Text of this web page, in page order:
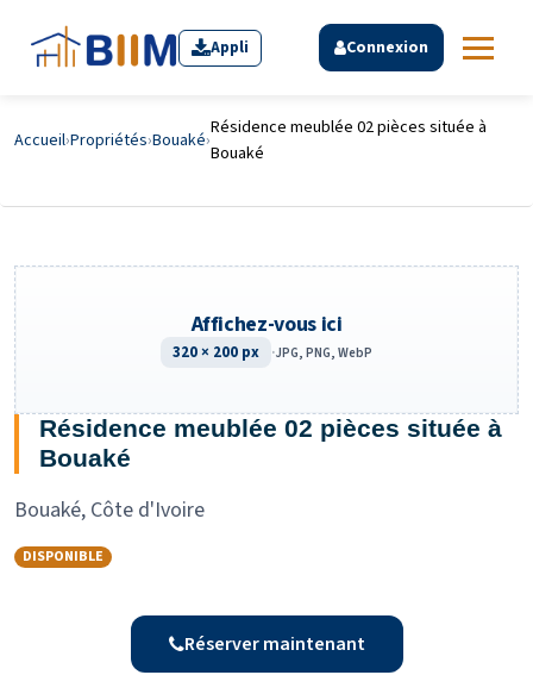
Appli Connexion
Accueil›Propriétés›Bouaké›
Résidence meublée 02 pièces située à
Bouaké
Résidence meublée 02 pièces située à
Bouaké
Bouaké, Côte d'Ivoire
DISPONIBLE
Réserver maintenant
Affichez-vous ici
320 × 200 px ·JPG, PNG, WebP